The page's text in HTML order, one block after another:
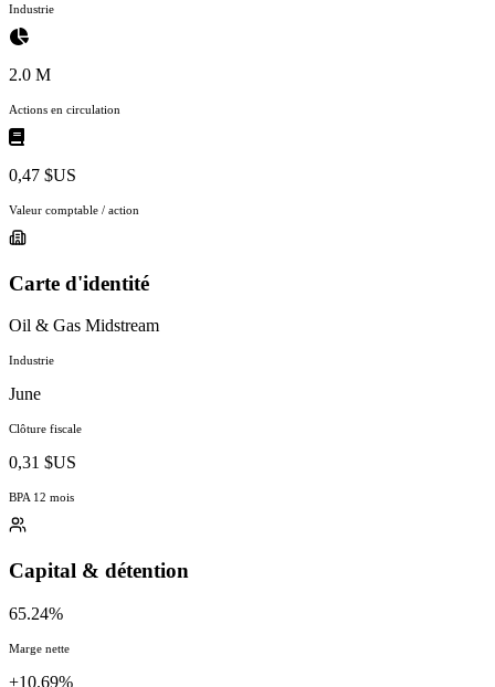
Industrie
2.0 M
Actions en circulation
0,47 $US
Valeur comptable / action
Carte d'identité
Oil & Gas Midstream
Industrie
June
Clôture fiscale
0,31 $US
BPA 12 mois
Capital & détention
65.24%
Marge nette
+10.69%